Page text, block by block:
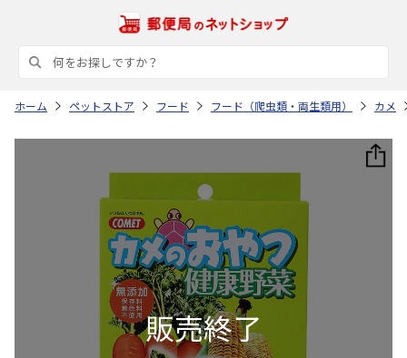
ホーム ペットストア フード フード（爬虫類・両生類用） カメ